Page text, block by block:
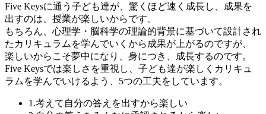
Five Keysに通う子ども達が、驚くほど速く成長し、成果を
出すのは、授業が楽しいからです。
もちろん、心理学・脳科学の理論的背景に基づいて設計され
たカリキュラムを学んでいくから成果が上がるのですが、
楽しいからこそ夢中になり、身につき、成長するのです。
Five Keysでは楽しさを重視し、子ども達が楽しくカリキュ
ラムを学んでいけるよう、 5つの工夫をしています。
1.考えて自分の答えを出すから楽しい